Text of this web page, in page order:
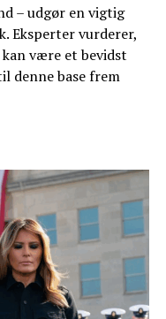
– udgør en vigtig
Eksperter vurderer,
være et bevidst
denne base frem